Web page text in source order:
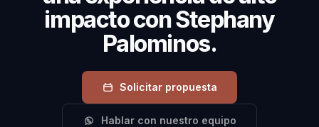
impacto con Stephany
Palominos.
Solicitar propuesta
Hablar con nuestro equipo